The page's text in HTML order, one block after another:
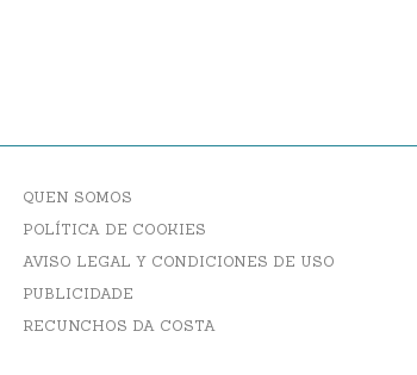
QUEN SOMOS
POLÍTICA DE COOKIES
AVISO LEGAL Y CONDICIONES DE USO
PUBLICIDADE
RECUNCHOS DA COSTA